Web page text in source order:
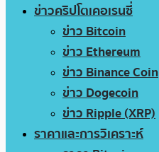
ข่าวคริปโตเคอเรนซี่
ข่าว Bitcoin
ข่าว Ethereum
ข่าว Binance Coin
ข่าว Dogecoin
ข่าว Ripple (XRP)
ราคาและการวิเคราะห์